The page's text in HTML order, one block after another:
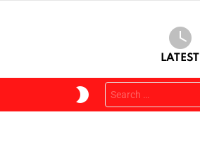
LATEST
SKIN
Search
for: